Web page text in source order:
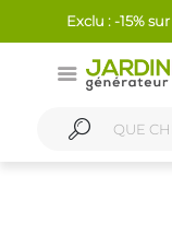
Exclu : -15%